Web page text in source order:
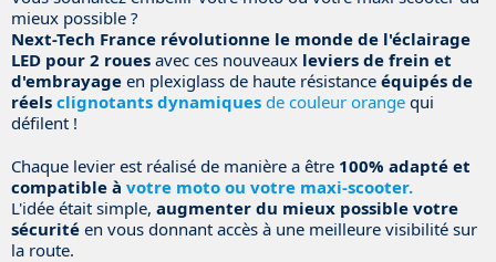
mieux possible ?
Next-Tech France révolutionne le monde de l'éclairage
LED pour 2 roues avec ces nouveaux leviers de frein et
d'embrayage en plexiglass de haute résistance équipés de
réels clignotants dynamiques de couleur orange qui
défilent !
Chaque levier est réalisé de manière a être 100% adapté et
compatible à votre moto ou votre maxi-scooter.
L'idée était simple, augmenter du mieux possible votre
sécurité en vous donnant accès à une meilleure visibilité sur
la route.